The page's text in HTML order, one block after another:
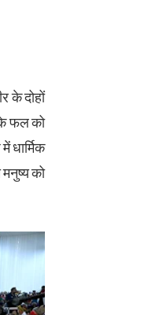
के दोहों
फल को
धार्मिक
को